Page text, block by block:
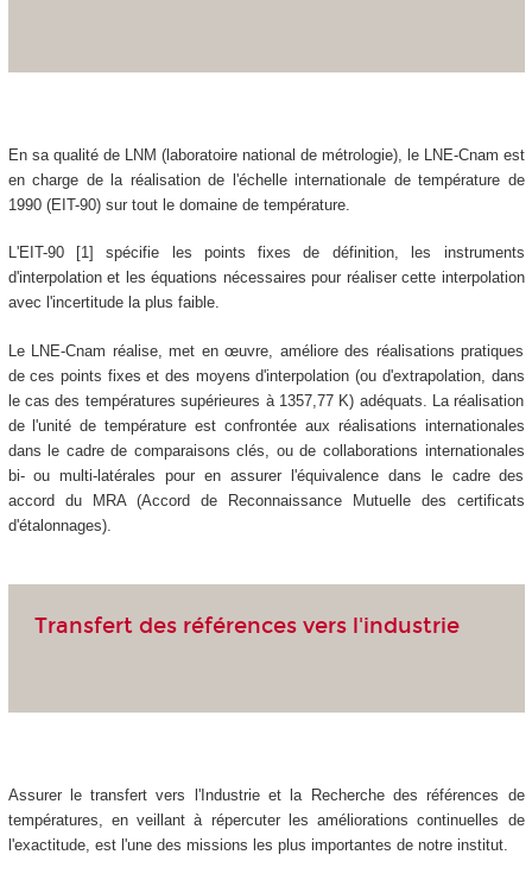
En sa qualité de LNM (laboratoire national de métrologie), le LNE-Cnam est
en charge de la réalisation de l'échelle internationale de température de
1990 (EIT-90) sur tout le domaine de température.
L'EIT-90 [1] spécifie les points fixes de définition, les instruments
d'interpolation et les équations nécessaires pour réaliser cette interpolation
avec l'incertitude la plus faible.
Le LNE-Cnam réalise, met en œuvre, améliore des réalisations pratiques
de ces points fixes et des moyens d'interpolation (ou d'extrapolation, dans
le cas des températures supérieures à 1357,77 K) adéquats. La réalisation
de l'unité de température est confrontée aux réalisations internationales
dans le cadre de comparaisons clés, ou de collaborations internationales
bi- ou multi-latérales pour en assurer l'équivalence dans le cadre des
accord du MRA (Accord de Reconnaissance Mutuelle des certificats
d'étalonnages).
Transfert des références vers l'industrie
Assurer le transfert vers l'Industrie et la Recherche des références de
températures, en veillant à répercuter les améliorations continuelles de
l'exactitude, est l'une des missions les plus importantes de notre institut.